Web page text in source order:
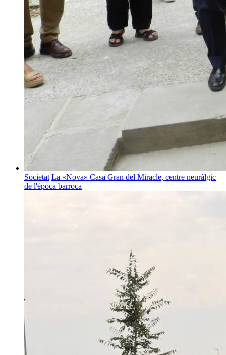
Societat La «Nova» Casa Gran del Miracle, centre neuràlgic
de l'època barroca